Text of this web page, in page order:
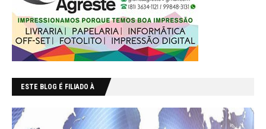
ESTE BLOG É FILIADO À